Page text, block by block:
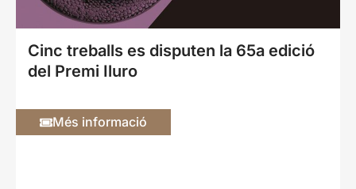
Cinc treballs es disputen la 65a edició
del Premi Iluro
Més informació